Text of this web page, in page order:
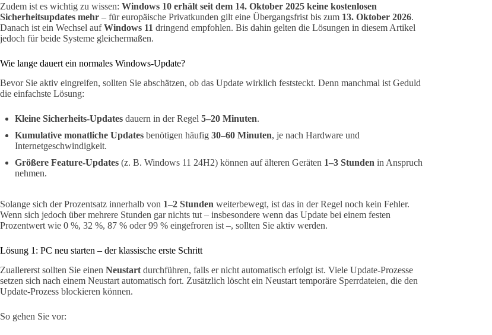
Zudem ist es wichtig zu wissen: Windows 10 erhält seit dem 14. Oktober 2025 keine kostenlosen
Sicherheitsupdates mehr – für europäische Privatkunden gilt eine Übergangsfrist bis zum 13. Oktober 2026.
Danach ist ein Wechsel aufWindows 11 dringend empfohlen. Bis dahin gelten die Lösungen in diesem Artikel
jedoch für beide Systeme gleichermaßen.
Wie lange dauert ein normales Windows-Update?
Bevor Sie aktiv eingreifen, sollten Sie abschätzen, ob das Update wirklich feststeckt. Denn manchmal ist Geduld
die einfachste Lösung:
Kleine Sicherheits-Updates dauern in der Regel 5–20 Minuten.
Kumulative monatliche Updates benötigen häufig 30–60 Minuten, je nach Hardware und
Internetgeschwindigkeit.
Größere Feature-Updates (z. B. Windows 11 24H2) können auf älteren Geräten 1–3 Stunden in Anspruch
nehmen.
Solange sich der Prozentsatz innerhalb von 1–2 Stunden weiterbewegt, ist das in der Regel noch kein Fehler.
Wenn sich jedoch über mehrere Stunden gar nichts tut – insbesondere wenn das Update bei einem festen
Prozentwert wie 0 %, 32 %, 87 % oder 99 % eingefroren ist –, sollten Sie aktiv werden.
Lösung 1: PC neu starten – der klassische erste Schritt
Zuallererst sollten Sie einen Neustart durchführen, falls er nicht automatisch erfolgt ist. Viele Update-Prozesse
setzen sich nach einem Neustart automatisch fort. Zusätzlich löscht ein Neustart temporäre Sperrdateien, die den
Update-Prozess blockieren können.
So gehen Sie vor: